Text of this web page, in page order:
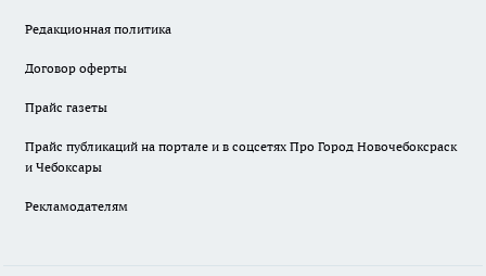
Редакционная политика
Договор оферты
Прайс газеты
Прайс публикаций на портале и в соцсетях Про Город Новочебоксраск
и Чебоксары
Рекламодателям